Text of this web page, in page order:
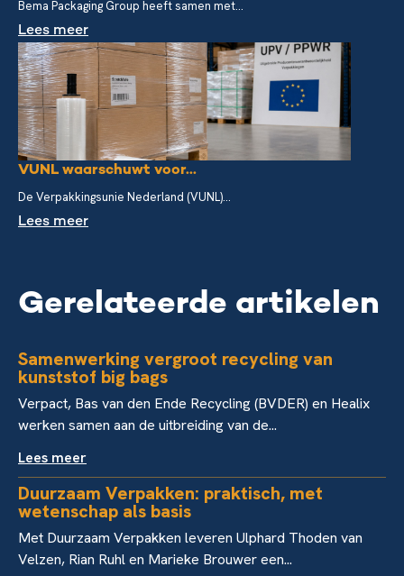
Bema Packaging Group heeft samen met...
Lees meer
VUNL waarschuwt voor...
De Verpakkingsunie Nederland (VUNL)...
Lees meer
Gerelateerde artikelen
Samenwerking vergroot recycling van
kunststof big bags
Verpact, Bas van den Ende Recycling (BVDER) en Healix
werken samen aan de uitbreiding van de...
Lees meer
Duurzaam Verpakken: praktisch, met
wetenschap als basis
Met Duurzaam Verpakken leveren Ulphard Thoden van
Velzen, Rian Ruhl en Marieke Brouwer een...